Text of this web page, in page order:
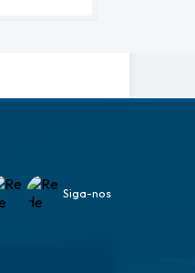
Siga-nos